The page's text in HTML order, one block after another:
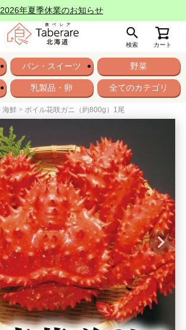
2026年夏季休業のお知らせ
検索 カート
パン・スイーツ 野菜
乳製品・卵 全てのカテゴリ
海鮮 ボイル花咲ガニ（約800g）1尾